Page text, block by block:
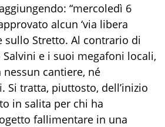
“mercoledì 6
alcun ‘via libera
sullo Stretto. Al contrario di
e i suoi megafoni locali,
cantiere, né
Si tratta, piuttosto, dell’inizio
in salita per chi ha
fallimentare in una